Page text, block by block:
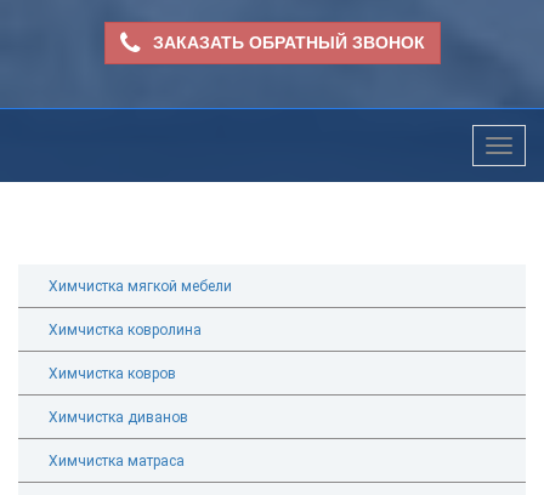
ЗАКАЗАТЬ ОБРАТНЫЙ ЗВОНОК
Toggle
Химчистка мягкой мебели
Химчистка ковролина
Химчистка ковров
Химчистка диванов
Химчистка матраса